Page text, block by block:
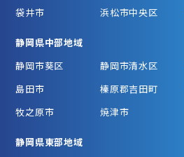
袋井市
浜松市中央区
静岡県中部地域
静岡市葵区
静岡市清水区
島田市
榛原郡吉田町
牧之原市
焼津市
静岡県東部地域